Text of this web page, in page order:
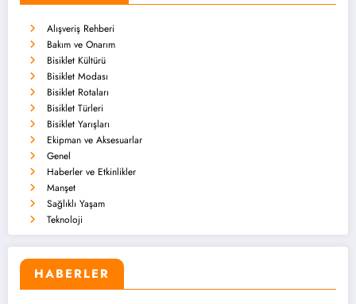
Alışveriş Rehberi
Bakım ve Onarım
Bisiklet Kültürü
Bisiklet Modası
Bisiklet Rotaları
Bisiklet Türleri
Bisiklet Yarışları
Ekipman ve Aksesuarlar
Genel
Haberler ve Etkinlikler
Manşet
Sağlıklı Yaşam
Teknoloji
HABERLER